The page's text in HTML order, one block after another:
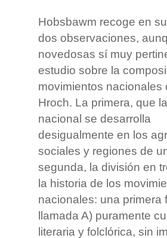
Hobsbawm recoge en
dos observaciones,
novedosas sí muy
estudio sobre la
movimientos nacionales
Hroch. La primera, que
nacional se desarrolla
desigualmente en los
sociales y regiones de
segunda, la división en
la historia de los
nacionales: una primera
llamada A) puramente
literaria y folclórica, sin